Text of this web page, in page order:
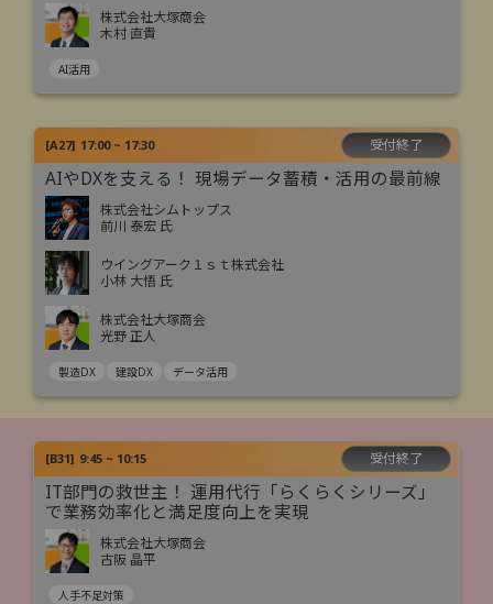
株式会社大塚商会
木村 直貴
AI活用
[A27] 17:00 ~ 17:30 受付終了
AIやDXを支える！ 現場データ蓄積・活用の最前線
株式会社シムトップス
前川 泰宏 氏
ウイングアーク１ｓｔ株式会社
小林 大悟 氏
株式会社大塚商会
光野 正人
製造DX 建設DX データ活用
[B31] 9:45 ~ 10:15 受付終了
IT部門の救世主！ 運用代行「らくらくシリーズ」
で業務効率化と満足度向上を実現
株式会社大塚商会
古阪 晶平
人手不足対策